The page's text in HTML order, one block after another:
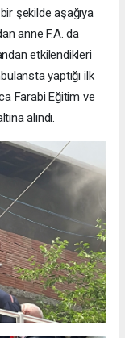
şekilde aşağıya
anne F.A. da
etkilendikleri
yaptığı ilk
Farabi Eğitim ve
alındı.